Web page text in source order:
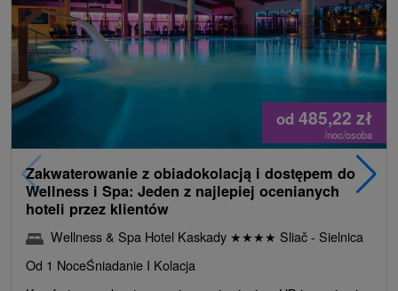
od 485,22 zł
/noc/osoba
Zakwaterowanie z obiadokolacją i dostępem do
Wellness i Spa: Jeden z najlepiej ocenianych
hoteli przez klientów
Wellness & Spa Hotel Kaskady ★★★★ Sliač - Sielnica
Od 1 NoceŚniadanie I Kolacja